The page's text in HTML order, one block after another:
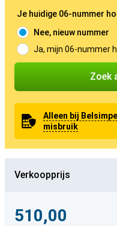
Je huidige 06-nummer
Nee, nieuw nummer
Ja, mijn 06-nummer
Zoek
Alleen bij
misbruik
Verkoopprijs
510,00